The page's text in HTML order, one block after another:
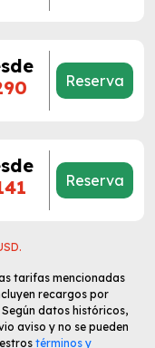
Reserva
Reserva
tarifas mencionadas
recargos por
datos históricos,
aviso y no se pueden
términos y